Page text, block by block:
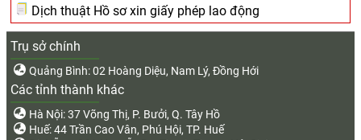
Dịch thuật Hồ sơ xin giấy phép lao động
Trụ sở chính
Quảng Bình: 02 Hoàng Diệu, Nam Lý, Đồng Hới
Các tỉnh thành khác
Hà Nội: 37 Võng Thị, P. Bưởi, Q. Tây Hồ
Huế: 44 Trần Cao Vân, Phú Hội, TP. Huế